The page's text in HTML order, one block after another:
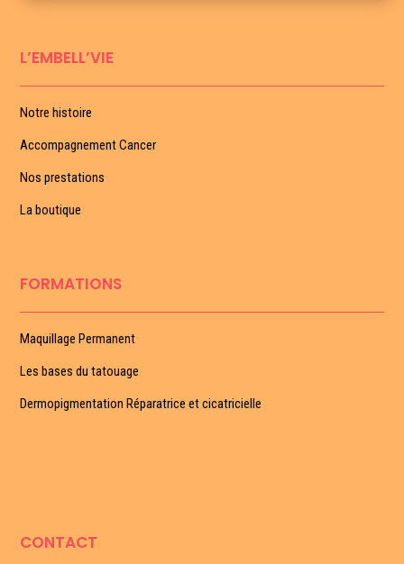
L’EMBELL’VIE
Notre histoire
Accompagnement Cancer
Nos prestations
La boutique
FORMATIONS
Maquillage Permanent
Les bases du tatouage
Dermopigmentation Réparatrice et cicatricielle
CONTACT